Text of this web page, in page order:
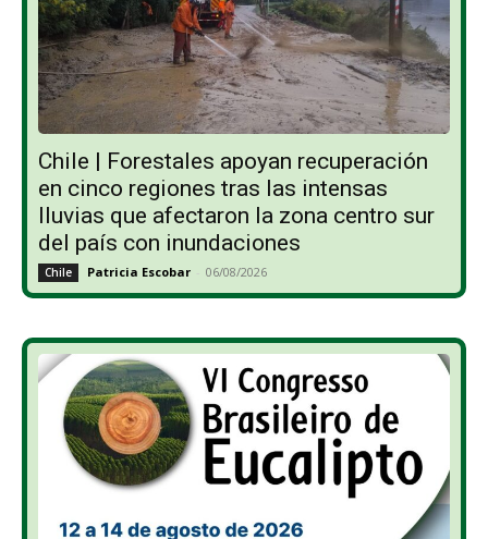
Chile | Forestales apoyan recuperación
en cinco regiones tras las intensas
lluvias que afectaron la zona centro sur
del país con inundaciones
Chile Patricia Escobar - 06/08/2026